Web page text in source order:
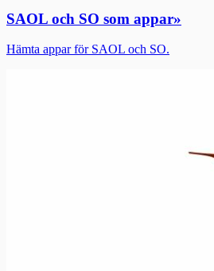
SAOL och SO som appar»
Hämta appar för SAOL och SO.